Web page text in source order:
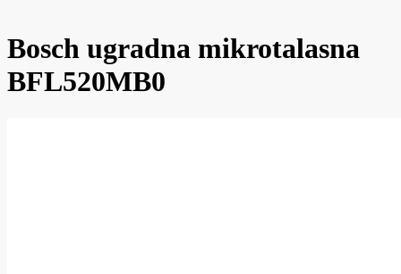
Bosch ugradna mikrotalasna
BFL520MB0